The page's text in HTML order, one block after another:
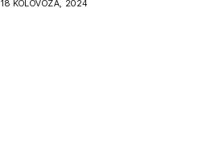
18 KOLOVOZA, 2024